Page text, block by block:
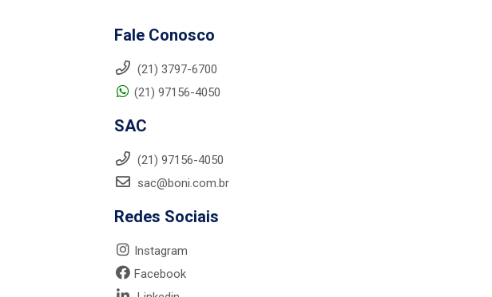
Fale Conosco
(21) 3797-6700
(21) 97156-4050
SAC
(21) 97156-4050
sac@boni.com.br
Redes Sociais
Instagram
Facebook